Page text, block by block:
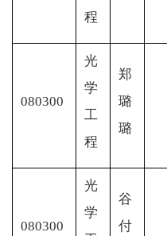
程
080300
光
学
工
程
郑
璐
璐
080300
光
学
谷
付